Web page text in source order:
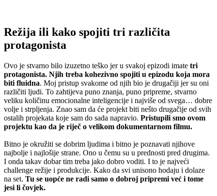
Režija ili kako spojiti tri različita
protagonista
Ovo je stvarno bilo izuzetno teško jer u svakoj epizodi imate tri
protagonista. Njih treba kohezivno spojiti u epizodu koja mora
biti fluidna. Moj pristup svakome od njih bio je drugačiji jer su oni
različiti ljudi. To zahtijeva puno znanja, puno pripreme, stvarno
veliku količinu emocionalne inteligencije i najviše od svega… dobre
volje i strpljenja. Znao sam da će projekt biti nešto drugačije od svih
ostalih projekata koje sam do sada napravio. Pristupili smo ovom
projektu kao da je riječ o velikom dokumentarnom filmu.
Bitno je okružiti se dobrim ljudima i bitno je poznavati njihove
najbolje i najlošije strane. Ono u čemu su u prednosti pred drugima.
I onda takav dobar tim treba jako dobro voditi. I to je najveći
challenge režije i produkcije. Kako da svi unisono hodaju i dolaze
na set. Tu se uopće ne radi samo o dobroj pripremi već i tome
jesi li čovjek.